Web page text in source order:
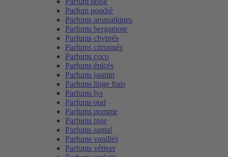
Parfum poudré
Parfums aromatiques
Parfums bergamote
Parfums chyprés
Parfums citronnés
Parfums coco
Parfums épicés
Parfums jasmin
Parfums linge frais
Parfums lys
Parfums oud
Parfums pomme
Parfums rose
Parfums santal
Parfums vanillés
Parfums vétiver